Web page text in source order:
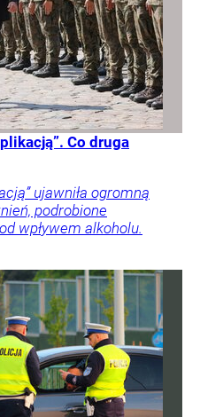
Co druga
ujawniła ogromną
podrobione
wpływem alkoholu.